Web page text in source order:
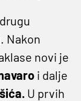
Nakon
novi je
i dalje
U prvih